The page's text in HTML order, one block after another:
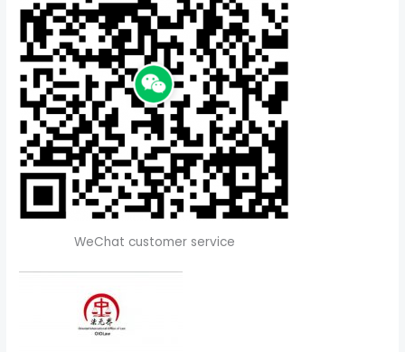
WeChat customer service